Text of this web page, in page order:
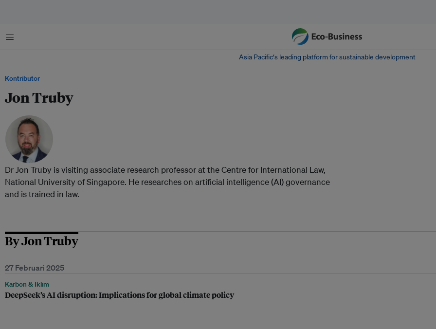
Menu
Asia Pacific‘s leading platform for sustainable development
Kontributor
Jon Truby
Dr Jon Truby is visiting associate research professor at the Centre for International Law,
National University of Singapore. He researches on artificial intelligence (AI) governance
and is trained in law.
By Jon Truby
27 Februari 2025
Karbon & Iklim
DeepSeek’s AI disruption: Implications for global climate policy